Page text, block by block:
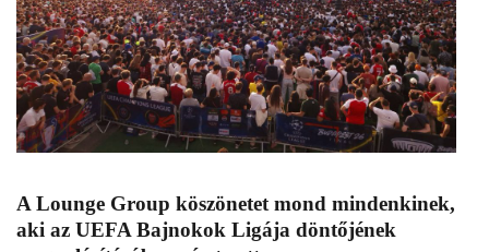
A Lounge Group köszönetet mond mindenkinek,
aki az UEFA Bajnokok Ligája döntőjének